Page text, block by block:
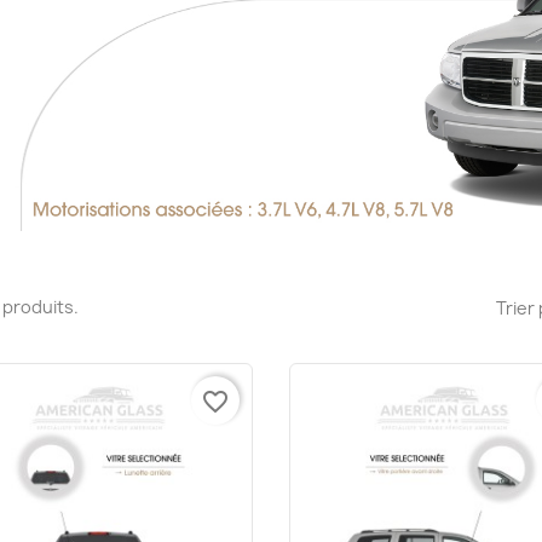
produits. Trier
favorite_border